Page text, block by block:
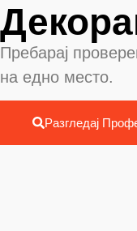
Пребарај
на едно место.
Разгледај